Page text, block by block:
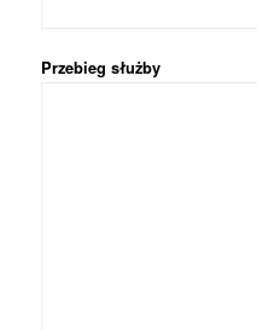
Przebieg służby